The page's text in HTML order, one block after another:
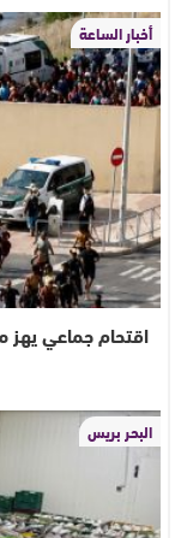
أخبار الساعة
اقتحام جماعي يهز
البحر بريس